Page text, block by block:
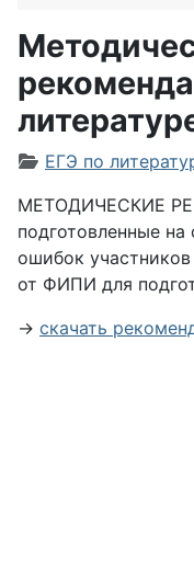
Информация о
ЕГЭ по
МЕТОДИЧЕСКИЕ
подготовленные на
ошибок
от ФИПИ для
→ скачать